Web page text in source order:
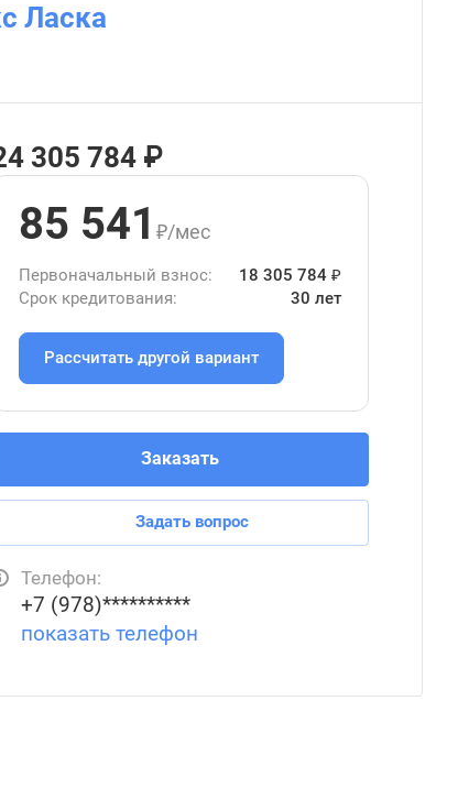
Ласка
305 784 ₽
85 541 ₽/мес
Первоначальный взнос:
18 305 784 ₽
Срок кредитования:
30 лет
Рассчитать другой вариант
Заказать
Задать вопрос
Телефон:
+7 (978)**********
показать телефон